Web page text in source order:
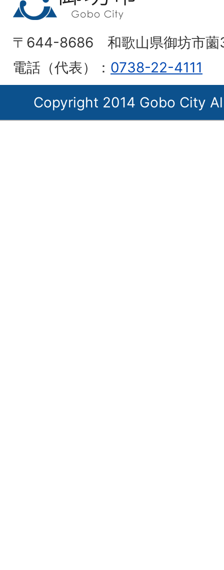
〒644-8686 和歌山県御坊市薗
電話（代表）： 0738-22-4111
Copyright 2014 Gobo City